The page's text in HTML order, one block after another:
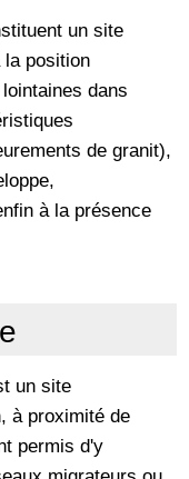
un site
la position
dans
de granit),
à la présence
un site
à proximité de
permis d'y